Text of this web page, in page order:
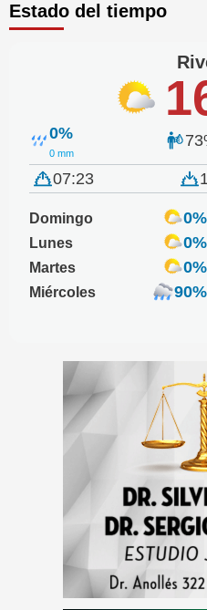
Estado del tiempo
0%
0 mm
07:23
Domingo 0%
Lunes
0%
Martes
0%
Miércoles
90%